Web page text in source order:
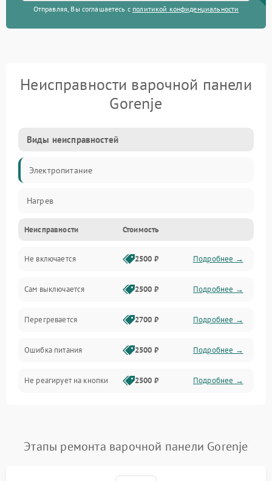
Отправляя, Вы соглашаетесь с политикой конфиденциальности
Неисправности варочной панели
Gorenje
Виды неисправностей
Электропитание
Нагрев
Неисправности Стоимость
Не включается 2500 ₽ Подробнее →
Сам выключается 2500 ₽ Подробнее →
Перегревается 2700 ₽ Подробнее →
Ошибка питания 2500 ₽ Подробнее →
Не реагирует на кнопки 2500 ₽ Подробнее →
Этапы ремонта варочной панели Gorenje